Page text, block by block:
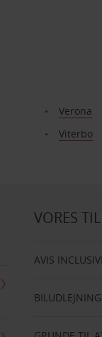
Verona
Viterbo
VORES
AVIS